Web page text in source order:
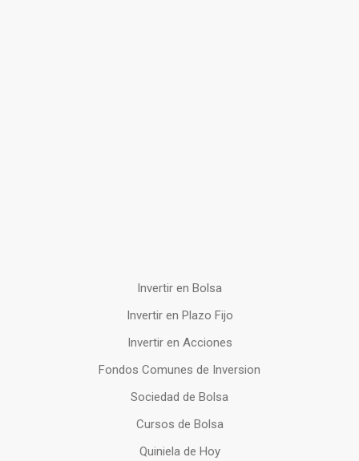
Invertir en Bolsa
Invertir en Plazo Fijo
Invertir en Acciones
Fondos Comunes de Inversion
Sociedad de Bolsa
Cursos de Bolsa
Quiniela de Hoy